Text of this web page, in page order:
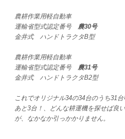
農耕作業用軽自動車
運輸省型式認定番号 農30号
金井式 ハンドトラクタB型
農耕作業用軽自動車
運輸省型式認定番号 農31号
金井式 ハンドトラクタB2型
これでオリジナル34の34台のうち31
あと3台！、どんな耕運機を探せば良
が、なかなか引っかかりません。